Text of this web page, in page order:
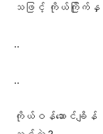
သဖြင့် ကိုယ်ကြိုက်နှ
..
..
ကိုယ်ဝန်ဆောင်ချိန်